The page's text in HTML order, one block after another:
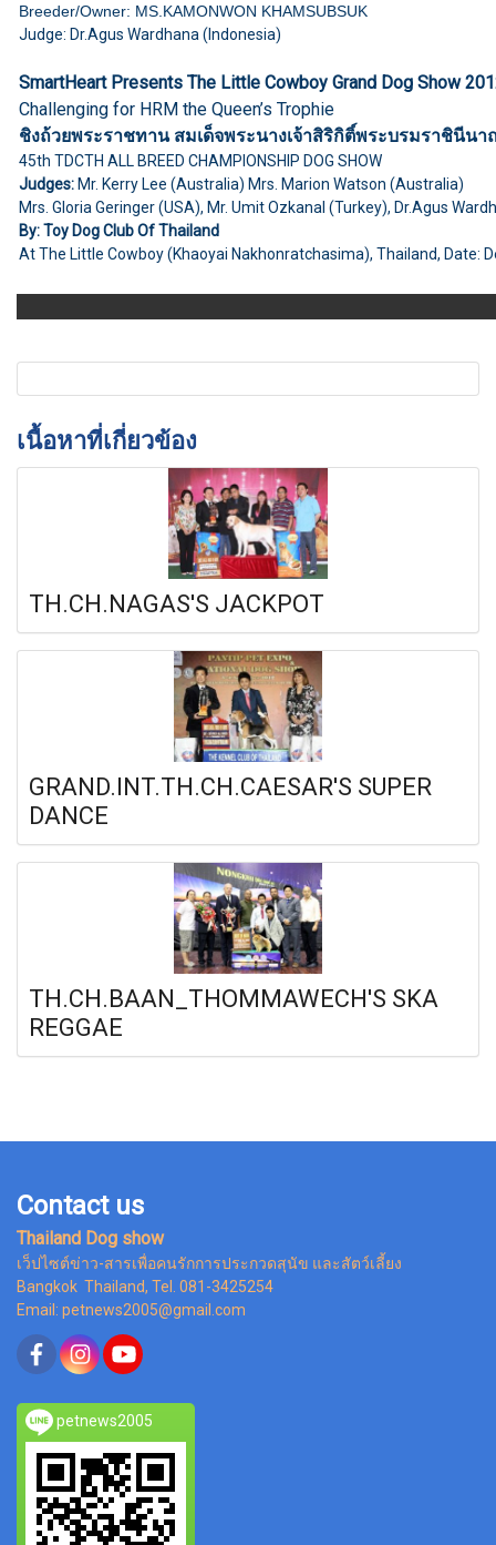
Breeder/Owner: MS.KAMONWON KHAMSUBSUK
Judge: Dr.Agus Wardhana (Indonesia)
SmartHeart Presents The Little Cowboy Grand Dog Show
Challenging for HRM the Queen’s Trophie
ชิงถ้วยพระราชทาน สมเด็จพระนางเจ้าสิริกิติ์พระบรมราชินีนา
45th TDCTH ALL BREED CHAMPIONSHIP DOG SHOW
Judges:Mr. Kerry Lee (Australia) Mrs. Marion Watson (Australia)
Mrs. Gloria Geringer (USA), Mr. Umit Ozkanal (Turkey), Dr.Agus
By: Toy Dog Club Of Thailand
At The Little Cowboy (Khaoyai Nakhonratchasima), Thailand, Date:
เนื้อหาที่เกี่ยวข้อง
TH.CH.NAGAS'S JACKPOT
GRAND.INT.TH.CH.CAESAR'S SUPER
DANCE
TH.CH.BAAN_THOMMAWECH'S SKA
REGGAE
Contact us
Thailand Dog show
เว็ปไซต์ข่าว-สารเพื่อคนรักการประกวดสุนัข และสัตว์เลี้ยง
Bangkok Thailand, Tel. 081-3425254
Email: petnews2005@gmail.com
petnews2005